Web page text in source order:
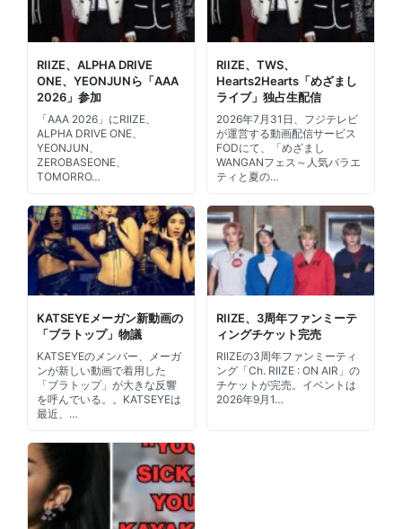
RIIZE、ALPHA DRIVE
ONE、YEONJUNら「AAA
2026」参加
「AAA 2026」にRIIZE、
ALPHA DRIVE ONE、
YEONJUN、
ZEROBASEONE、
TOMORRO…
RIIZE、TWS、
Hearts2Hearts「めざまし
ライブ」独占生配信
2026年7月31日、フジテレビ
が運営する動画配信サービス
FODにて、「めざまし
WANGANフェス～人気バラエ
ティと夏の…
KATSEYEメーガン新動画の
「ブラトップ」物議
KATSEYEのメンバー、メーガ
ンが新しい動画で着用した
「ブラトップ」が大きな反響
を呼んでいる。。KATSEYEは
最近、…
RIIZE、3周年ファンミーテ
ィングチケット完売
RIIZEの3周年ファンミーティ
ング「Ch. RIIZE : ON AIR」の
チケットが完売。イベントは
2026年9月1…